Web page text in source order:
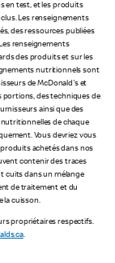
en test, et les produits
Les renseignements
des ressources publiées
renseignements
des produits et sur les
nutritionnels sont
de McDonald's et
portions, des techniques de
ainsi que des
de chaque
Vous devriez vous
achetés dans nos
contenir des traces
cuits dans un mélange
de traitement et du
la cuisson.
propriétaires respectifs.
.